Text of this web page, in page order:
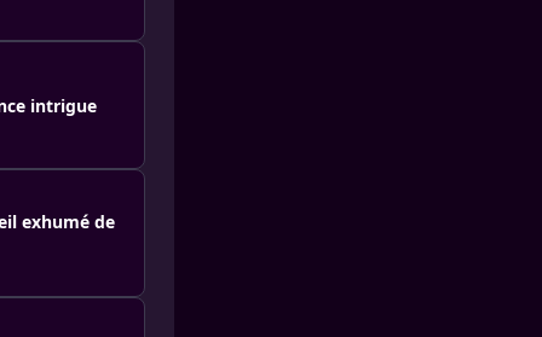
intrigue
exhumé de